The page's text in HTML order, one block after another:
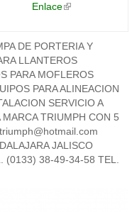
Enlace(link
DE PORTERIA Y
LLANTEROS
PARA MOFLEROS
PARA ALINEACION
SERVICIO A
TRIUMPH CON 5
JALISCO
38-49-34-58 TEL.